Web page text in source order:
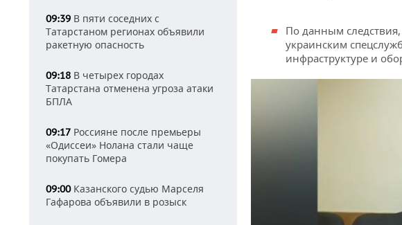
09:39 В пяти соседних с
Татарстаном регионах объявили
ракетную опасность
09:18 В четырех городах
Татарстана отменена угроза атаки
БПЛА
09:17 Россияне после премьеры
«Одиссеи» Нолана стали чаще
покупать Гомера
09:00Казанского судью Марселя
Гафарова объявили в розыск
По данным
украинским
инфраструктуре и